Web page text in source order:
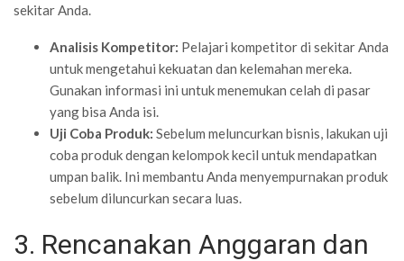
sekitar Anda.
Analisis Kompetitor: Pelajari kompetitor di sekitar Anda
untuk mengetahui kekuatan dan kelemahan mereka.
Gunakan informasi ini untuk menemukan celah di pasar
yang bisa Anda isi.
Uji Coba Produk: Sebelum meluncurkan bisnis, lakukan uji
coba produk dengan kelompok kecil untuk mendapatkan
umpan balik. Ini membantu Anda menyempurnakan produk
sebelum diluncurkan secara luas.
3. Rencanakan Anggaran dan